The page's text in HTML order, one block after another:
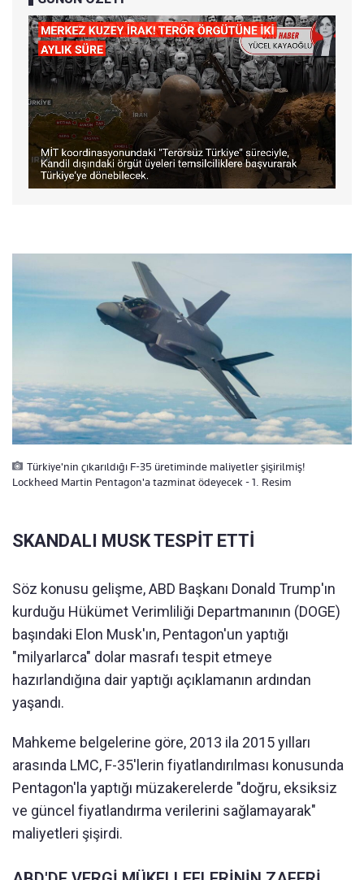
Türkiye'nin çıkarıldığı F-35 üretiminde maliyetler şişirilmiş!
Lockheed Martin Pentagon'a tazminat ödeyecek - 1. Resim
SKANDALI MUSK TESPİT ETTİ
Söz konusu gelişme, ABD Başkanı Donald Trump'ın
kurduğu Hükümet Verimliliği Departmanının (DOGE)
başındaki Elon Musk'ın, Pentagon'un yaptığı
"milyarlarca" dolar masrafı tespit etmeye
hazırlandığına dair yaptığı açıklamanın ardından
yaşandı.
Mahkeme belgelerine göre, 2013 ila 2015 yılları
arasında LMC, F-35'lerin fiyatlandırılması konusunda
Pentagon'la yaptığı müzakerelerde "doğru, eksiksiz
ve güncel fiyatlandırma verilerini sağlamayarak"
maliyetleri şişirdi.